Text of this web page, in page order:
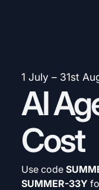
1 July – 31st
AI
Cost
Use code
SUMMER-33Y